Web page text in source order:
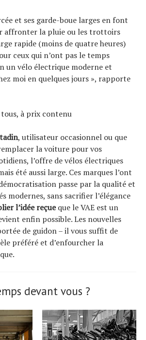
et ses garde-boue larges en font
affronter la pluie ou les trottoirs
rapide (moins de quatre heures)
ceux qui n’ont pas le temps
un vélo électrique moderne et
moi en quelques jours », rapporte
à prix contenu
, utilisateur occasionnel ou que
la voiture pour vos
l’offre de vélos électriques
été aussi large. Ces marques l’ont
passe par la qualité et
modernes, sans sacrifier l’élégance
l’idée reçueque le VAE est un
enfin possible. Les nouvelles
de guidon – il vous suffit de
préféré et d’enfourcher la
devant vous ?